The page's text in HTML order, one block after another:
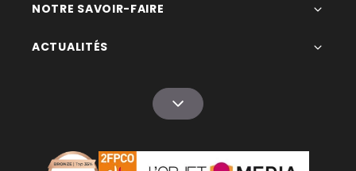
NOTRE SAVOIR-FAIRE
ACTUALITÉS